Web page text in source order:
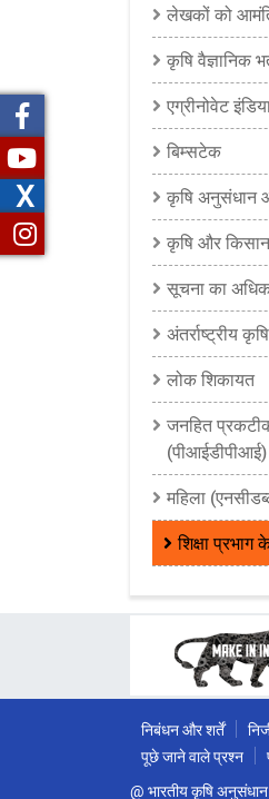
लेखकों को
कृषि वैज्ञानिक
एग्रीनोवेट
बिम्सटेक
कृषि अनुसंधान
कृषि और
सूचना का
अंतर्राष्ट्रीय
लोक शिकायत
जनहित
(पीआईडीपीआई)
महिला
शिक्षा
निबंधन और शर्तें
पूछे जाने वाले प्रश्न
@ भारतीय कृषि अनुसंधान
X